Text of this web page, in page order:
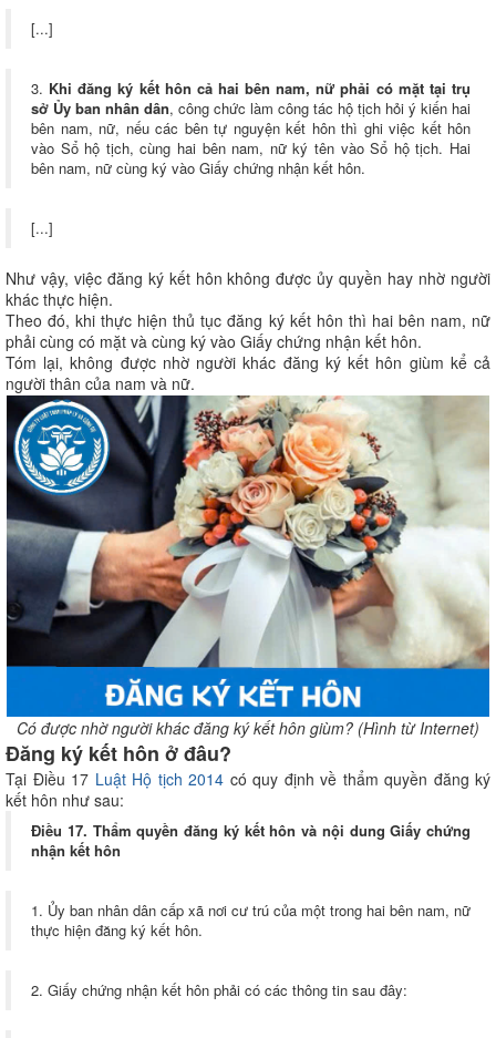
[...]
3. Khi đăng ký kết hôn cả hai bên nam, nữ phải có mặt tại trụ
sở Ủy ban nhân dân, công chức làm công tác hộ tịch hỏi ý kiến hai
bên nam, nữ, nếu các bên tự nguyện kết hôn thì ghi việc kết hôn
vào Sổ hộ tịch, cùng hai bên nam, nữ ký tên vào Sổ hộ tịch. Hai
bên nam, nữ cùng ký vào Giấy chứng nhận kết hôn.
[...]
Như vậy, việc đăng ký kết hôn không được ủy quyền hay nhờ người
khác thực hiện.
Theo đó, khi thực hiện thủ tục đăng ký kết hôn thì hai bên nam, nữ
phải cùng có mặt và cùng ký vào Giấy chứng nhận kết hôn.
Tóm lại, không được nhờ người khác đăng ký kết hôn giùm kể cả
người thân của nam và nữ.
Có được nhờ người khác đăng ký kết hôn giùm? (Hình từ Internet)
Đăng ký kết hôn ở đâu?
Tại Điều 17 Luật Hộ tịch 2014 có quy định về thẩm quyền đăng ký
kết hôn như sau:
Điều 17. Thẩm quyền đăng ký kết hôn và nội dung Giấy chứng
nhận kết hôn
1. Ủy ban nhân dân cấp xã nơi cư trú của một trong hai bên nam, nữ
thực hiện đăng ký kết hôn.
2. Giấy chứng nhận kết hôn phải có các thông tin sau đây: